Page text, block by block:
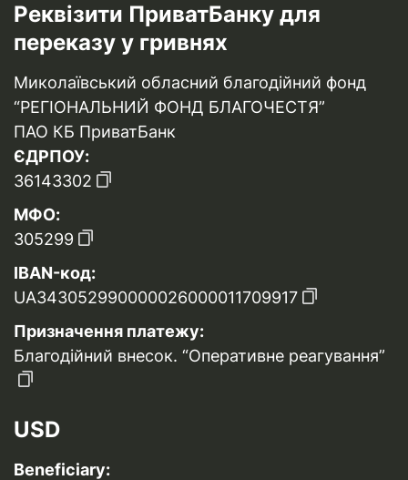
Реквізити ПриватБанку для
переказу у гривнях
Миколаївський обласний благодійний фонд
“РЕГІОНАЛЬНИЙ ФОНД БЛАГОЧЕСТЯ”
ПАО КБ ПриватБанк
ЄДРПОУ:
36143302
МФО:
305299
IBAN-код:
UA343052990000026000011709917
Призначення платежу:
Благодійний внесок. “Оперативне реагування”
USD
Beneficiary: